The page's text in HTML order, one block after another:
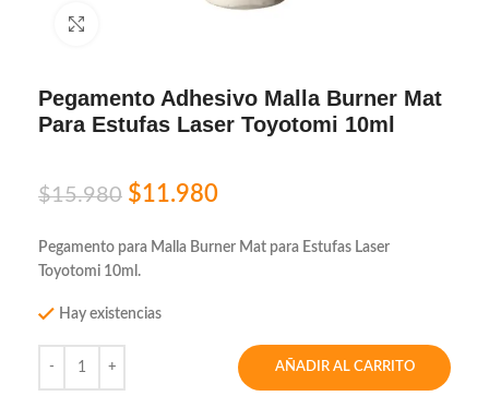
Pegamento Adhesivo Malla Burner Mat
Para Estufas Laser Toyotomi 10ml
$15.980 $11.980
Pegamento para Malla Burner Mat para Estufas Laser
Toyotomi 10ml.
Hay existencias
AÑADIR AL CARRITO